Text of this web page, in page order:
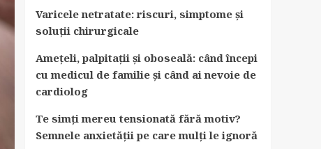
Varicele netratate: riscuri, simptome și
soluții chirurgicale
Amețeli, palpitații și oboseală: când începi
cu medicul de familie și când ai nevoie de
cardiolog
Te simți mereu tensionată fără motiv?
Semnele anxietății pe care mulți le ignoră